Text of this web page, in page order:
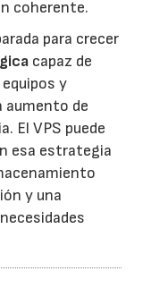
coherente.
para crecer
capaz de
y
aumento de
El VPS puede
esa estrategia
y una